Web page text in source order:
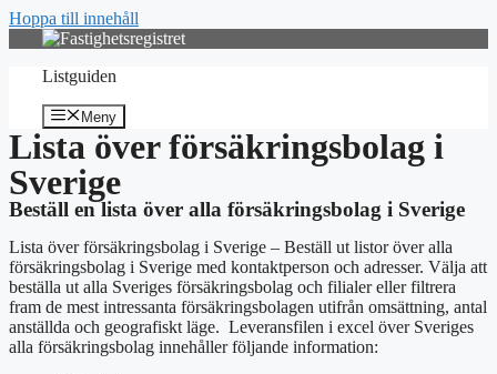
Hoppa till innehåll
Listguiden
Meny
Lista över försäkringsbolag i
Sverige
Beställ en lista över alla försäkringsbolag i Sverige
Lista över försäkringsbolag i Sverige – Beställ ut listor över alla
försäkringsbolag i Sverige med kontaktperson och adresser. Välja att
beställa ut alla Sveriges försäkringsbolag och filialer eller filtrera
fram de mest intressanta försäkringsbolagen utifrån omsättning, antal
anställda och geografiskt läge. Leveransfilen i excel över Sveriges
alla försäkringsbolag innehåller följande information: